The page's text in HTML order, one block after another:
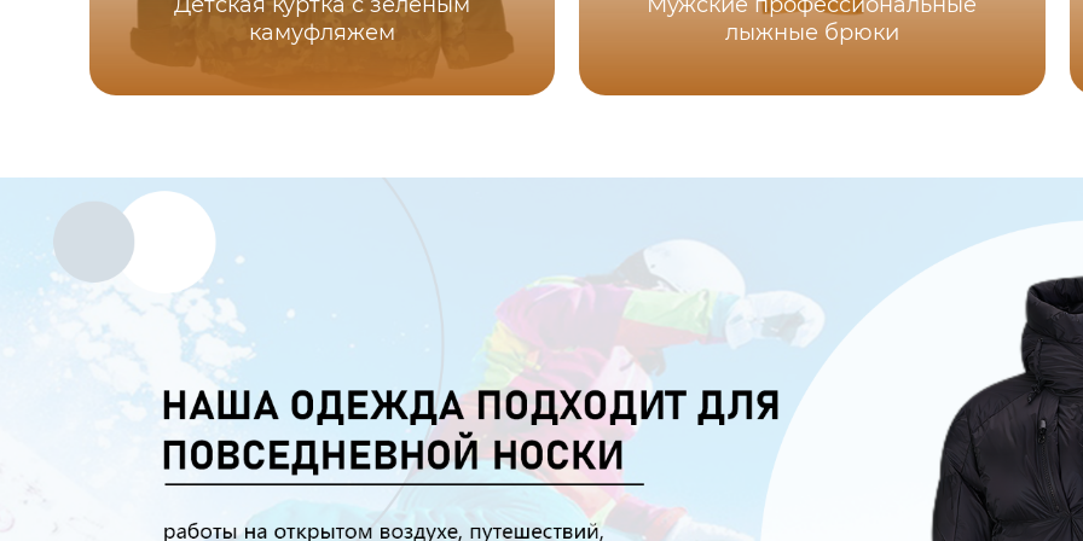
Детская куртка с зеленым
камуфляжем
Мужские профессиональные
лыжные брюки